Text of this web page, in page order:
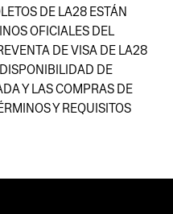
DE LA28 ESTÁN
OFICIALES DEL
DE VISA DE LA28
DE
Y LAS COMPRAS DE
Y REQUISITOS